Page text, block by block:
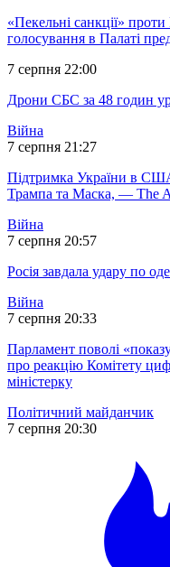
«Пекельні санкції»
голосування в Палаті
7 серпня 22:00
Дрони СБС за 48 годин
Війна
7 серпня 21:27
Підтримка України в
Трампа та Маска, — The
Війна
7 серпня 20:57
Росія завдала удару по
Війна
7 серпня 20:33
Парламент поволі
про реакцію Комітету
міністерку
Політичний майданчик
7 серпня 20:30